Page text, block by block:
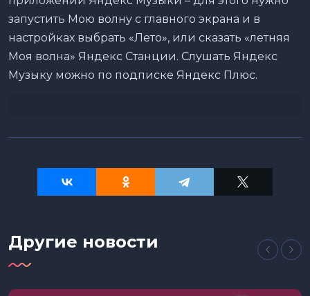
запустить Мою волну с главного экрана и в
настройках выбрать «Лето», или сказать «летняя
Моя волна» Яндекс Станции. Слушать Яндекс
Музыку можно по подписке Яндекс Плюс.
Другие новости